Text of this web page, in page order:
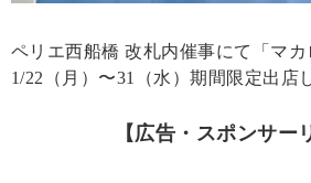
ペリエ西船橋 改札内催事にて「マカ
1/22（月）〜31（水）期間限定出店
【広告・スポンサー